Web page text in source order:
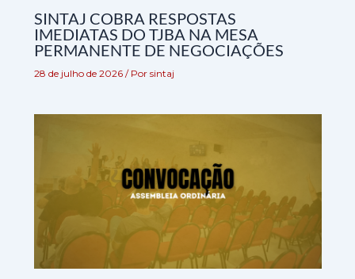
SINTAJ COBRA RESPOSTAS
IMEDIATAS DO TJBA NA MESA
PERMANENTE DE NEGOCIAÇÕES
28 de julho de 2026 / Por sintaj